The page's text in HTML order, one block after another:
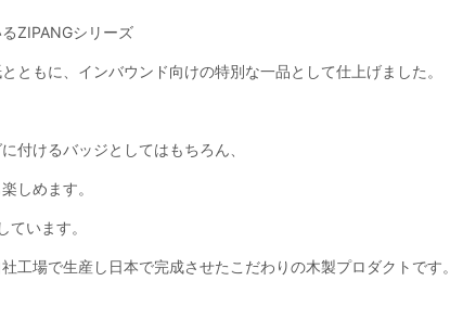
ZIPANGシリーズ
ともに、インバウンド向けの特別な一品として仕上げました。
付けるバッジとしてはもちろん、
しめます。
ています。
工場で生産し日本で完成させたこだわりの木製プロダクトです。